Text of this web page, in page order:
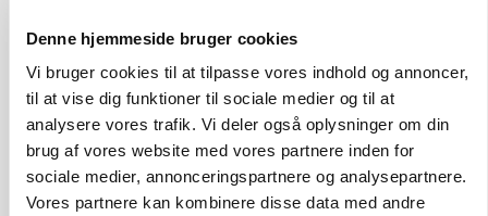
Denne hjemmeside bruger cookies
Vi bruger cookies til at tilpasse vores indhold og annoncer,
til at vise dig funktioner til sociale medier og til at
analysere vores trafik. Vi deler også oplysninger om din
brug af vores website med vores partnere inden for
sociale medier, annonceringspartnere og analysepartnere.
Vores partnere kan kombinere disse data med andre
GRISE
Svineproducenter kalder Danish Crowns pris en
katastrofe
Annonce